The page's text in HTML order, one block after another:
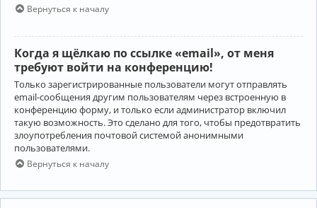
Вернуться к началу
Когда я щёлкаю по ссылке «email», от меня
требуют войти на конференцию!
Только зарегистрированные пользователи могут отправлять
email-сообщения другим пользователям через встроенную в
конференцию форму, и только если администратор включил
такую возможность. Это сделано для того, чтобы предотвратить
злоупотребления почтовой системой анонимными
пользователями.
Вернуться к началу